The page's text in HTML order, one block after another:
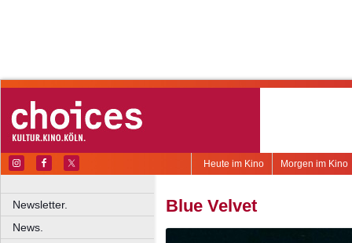
Morgen im Kino
Heute im Kino
Newsletter.
News.
Blue Velvet